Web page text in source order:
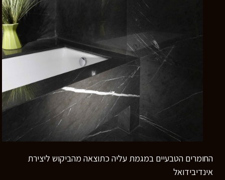
החומרים הטבעיים במגמת עליה כתוצאה מהביקוש ליצירת
אינדיבידואל